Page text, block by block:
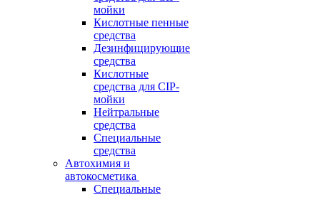
мойки
Кислотные пенные
средства
Дезинфицирующие
средства
Кислотные
средства для CIP-
мойки
Нейтральные
средства
Специальные
средства
Автохимия и
автокосметика
Специальные